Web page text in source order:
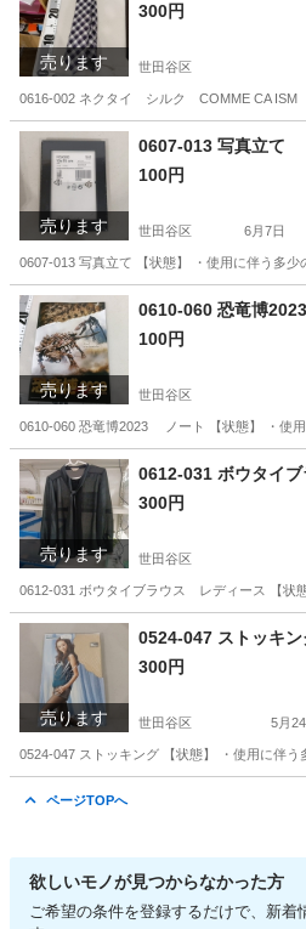
売ります
300円
世田谷区
0616-002 ネクタイ シルク COMME CA ISM
東京 世田谷区 現地
売ります
0607-013 写真立て
100円
世田谷区 6月7日
0607-013 写真立て 【状態】 ・使用に伴う多
東京 世田谷区 インテリア雑貨/小物
売ります
0610-060 恐竜博
100円
世田谷区
0610-060 恐竜博2023 ノート 【状態】 ・使
東京 世田谷区 恐竜
売ります
0612-031 ボウタイ
300円
世田谷区
0612-031 ボウタイブラウス レディース 【状
現地
売ります
0524-047 ストッキン
300円
世田谷区 5月
0524-047 ストッキング 【状態】 ・使用に伴
ページTOPへ
欲しいモノが見つからなかった方
ご希望の条件を登録するだけで、新着